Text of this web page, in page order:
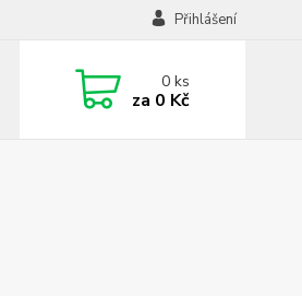
Přihlášení
0ks
za 0 Kč